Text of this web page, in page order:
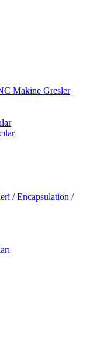
Makine Gresler
/ Encapsulation /